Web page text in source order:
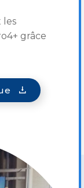
les
grâce